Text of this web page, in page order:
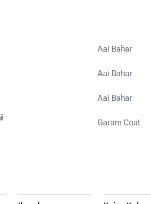
Aai Bahar
Aai Bahar
Aai Bahar
Garam Coat